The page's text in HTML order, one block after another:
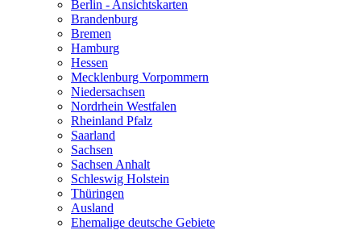
Berlin - Ansichtskarten
Brandenburg
Bremen
Hamburg
Hessen
Mecklenburg Vorpommern
Niedersachsen
Nordrhein Westfalen
Rheinland Pfalz
Saarland
Sachsen
Sachsen Anhalt
Schleswig Holstein
Thüringen
Ausland
Ehemalige deutsche Gebiete